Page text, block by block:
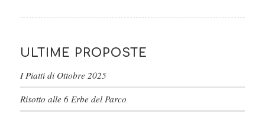
ULTIME PROPOSTE
I Piatti di Ottobre 2025
Risotto alle 6 Erbe del Parco